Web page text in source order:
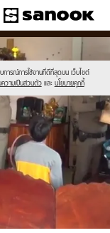
บการณ์การใช้งานที่ดีที่สุดบน เว็บไซต์
ความเป็นส่วนตัว และ นโยบายคุกกี้
logo-
7569670/news04.jpg